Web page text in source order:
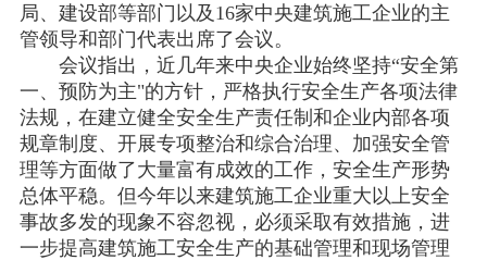
局、建设部等部门以及16家中央建筑施工企业的主
管领导和部门代表出席了会议。
会议指出，近几年来中央企业始终坚持“安全第
一、预防为主"的方针，严格执行安全生产各项法律
法规，在建立健全安全生产责任制和企业内部各项
规章制度、开展专项整治和综合治理、加强安全管
理等方面做了大量富有成效的工作，安全生产形势
总体平稳。但今年以来建筑施工企业重大以上安全
事故多发的现象不容忽视，必须采取有效措施，进
一步提高建筑施工安全生产的基础管理和现场管理